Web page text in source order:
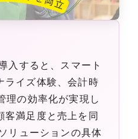
入すると、スマート
ライズ体験、会計時
理の効率化が実現し
客満足度と売上を同
リューションの具体